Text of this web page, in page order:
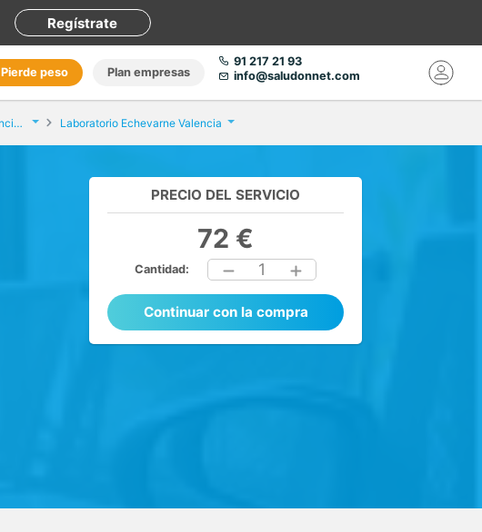
Regístrate
Pierde peso Plan empresas
91 217 21 93
info@saludonnet.com
Análisis de celiaquía e intolerancia al gluten Laboratorio Echevarne Valencia
PRECIO DEL SERVICIO
72 €
Cantidad: 1
Continuar con la compra